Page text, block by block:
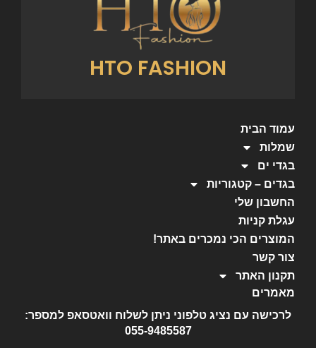
HTO FASHION
עמוד הבית
שמלות
בגדי ים
בגדים – קטגוריות
החשבון שלי
עגלת קניות
המוצרים הכי נמכרים באתר!
צור קשר
תקנון האתר
מאמרים
לרכישה עם נציג טלפוני ניתן לשלוח וואטסאפ למספר:
055-9485587